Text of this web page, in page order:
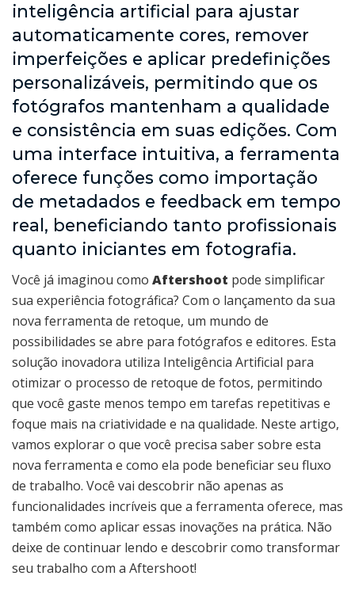
inteligência artificial para ajustar
automaticamente cores, remover
imperfeições e aplicar predefinições
personalizáveis, permitindo que os
fotógrafos mantenham a qualidade
e consistência em suas edições. Com
uma interface intuitiva, a ferramenta
oferece funções como importação
de metadados e feedback em tempo
real, beneficiando tanto profissionais
quanto iniciantes em fotografia.
Você já imaginou como Aftershoot pode simplificar
sua experiência fotográfica? Com o lançamento da sua
nova ferramenta de retoque, um mundo de
possibilidades se abre para fotógrafos e editores. Esta
solução inovadora utiliza Inteligência Artificial para
otimizar o processo de retoque de fotos, permitindo
que você gaste menos tempo em tarefas repetitivas e
foque mais na criatividade e na qualidade. Neste artigo,
vamos explorar o que você precisa saber sobre esta
nova ferramenta e como ela pode beneficiar seu fluxo
de trabalho. Você vai descobrir não apenas as
funcionalidades incríveis que a ferramenta oferece, mas
também como aplicar essas inovações na prática. Não
deixe de continuar lendo e descobrir como transformar
seu trabalho com a Aftershoot!